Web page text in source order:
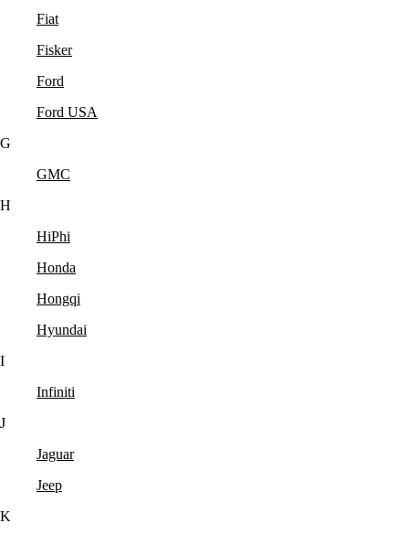
Fiat
Fisker
Ford
Ford USA
G
GMC
H
HiPhi
Honda
Hongqi
Hyundai
I
Infiniti
J
Jaguar
Jeep
K